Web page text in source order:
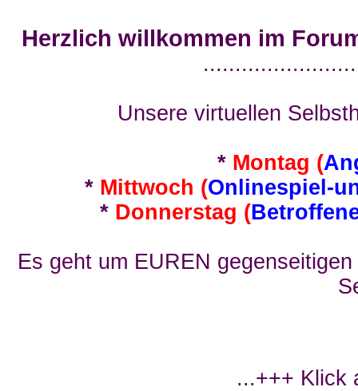
Herzlich willkommen im
Unsere virtuellen
* Montag (
* Mittwoch (Onlinespiel-
* Donnerstag (
Es geht um EUREN
...+++ Klick